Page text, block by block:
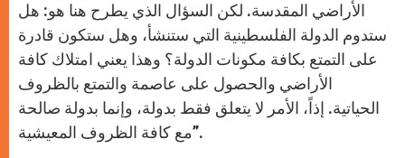
الأراضي المقدسة. لكن السؤال الذي يطرح هنا هو: هل
ستدوم الدولة الفلسطينية التي ستنشأ، وهل ستكون قادرة
على التمتع بكافة مكونات الدولة؟ وهذا يعني امتلاك كافة
الأراضي والحصول على عاصمة والتمتع بالظروف
الحياتية. إذاً، الأمر لا يتعلق فقط بدولة، وإنما بدولة صالحة
مع كافة الظروف المعيشية”.